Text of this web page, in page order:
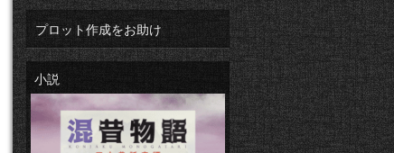
プロット作成をお助け
小説